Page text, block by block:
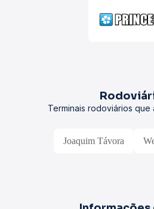
Terminais rodoviários que
Joaquim Távora